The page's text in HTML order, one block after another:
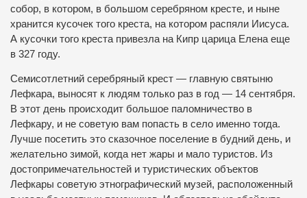
собор, в котором, в большом серебряном кресте, и ныне
хранится кусочек того креста, на котором распяли Иисуса.
А кусочки того креста привезла на Кипр царица Елена еще
в 327 году.
Семисотлетний серебряный крест — главную святыню
Лефкара, выносят к людям только раз в год — 14 сентября.
В этот день происходит большое паломничество в
Лефкару, и не советую вам попасть в село именно тогда.
Лучше посетить это сказочное поселение в будний день, и
желательно зимой, когда нет жары и мало туристов. Из
достопримечательностей и туристических объектов
Лефкары советую этнографический музей, расположенный